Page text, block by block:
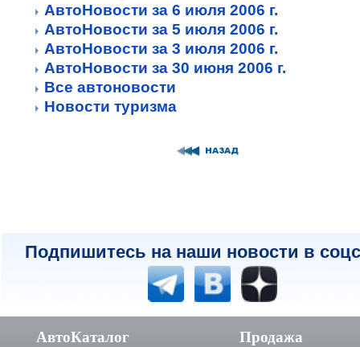
АвтоНовости за 6 июля 2006 г.
АвтоНовости за 5 июля 2006 г.
АвтоНовости за 3 июля 2006 г.
АвтоНовости за 30 июня 2006 г.
Все автоновости
Новости туризма
Подпишитесь на наши новости в
АвтоКаталог Продажа